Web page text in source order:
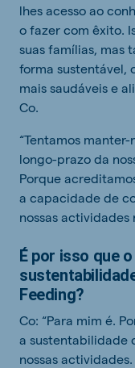
lhes acesso ao
o fazer com êxito.
suas famílias, mas
forma sustentável,
mais saudáveis e
Co.
“Tentamos
longo-prazo da
Porque
a capacidade de
nossas actividades
É por isso que
Feeding?
Co: “Para mim é.
a sustentabilidade
nossas